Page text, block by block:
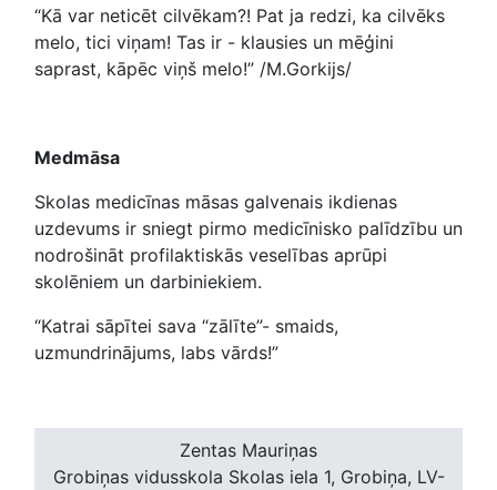
“Kā var neticēt cilvēkam?! Pat ja redzi, ka cilvēks
melo, tici viņam! Tas ir - klausies un mēģini
saprast, kāpēc viņš melo!” /M.Gorkijs/
Medmāsa
Skolas medicīnas māsas galvenais ikdienas
uzdevums ir sniegt pirmo medicīnisko palīdzību un
nodrošināt profilaktiskās veselības aprūpi
skolēniem un darbiniekiem.
“Katrai sāpītei sava “zālīte”- smaids,
uzmundrinājums, labs vārds!”
Zentas Mauriņas
Grobiņas vidusskola Skolas iela 1, Grobiņa, LV-